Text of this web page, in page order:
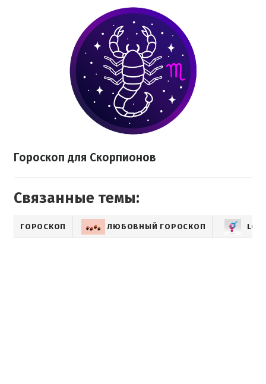
Гороскоп для Скорпионов
Связанные темы:
ГОРОСКОП ЛЮБОВНЫЙ ГОРОСКОП